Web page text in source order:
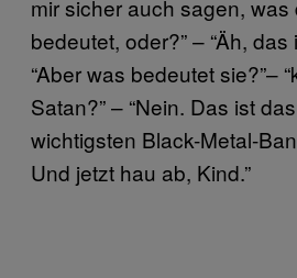
mir sicher auch sagen, was
bedeutet, oder?” – “Äh,
“Aber was bedeutet sie?”–
Satan?” – “Nein. Das ist
wichtigsten Black-Metal-
Und jetzt hau ab, Kind.”